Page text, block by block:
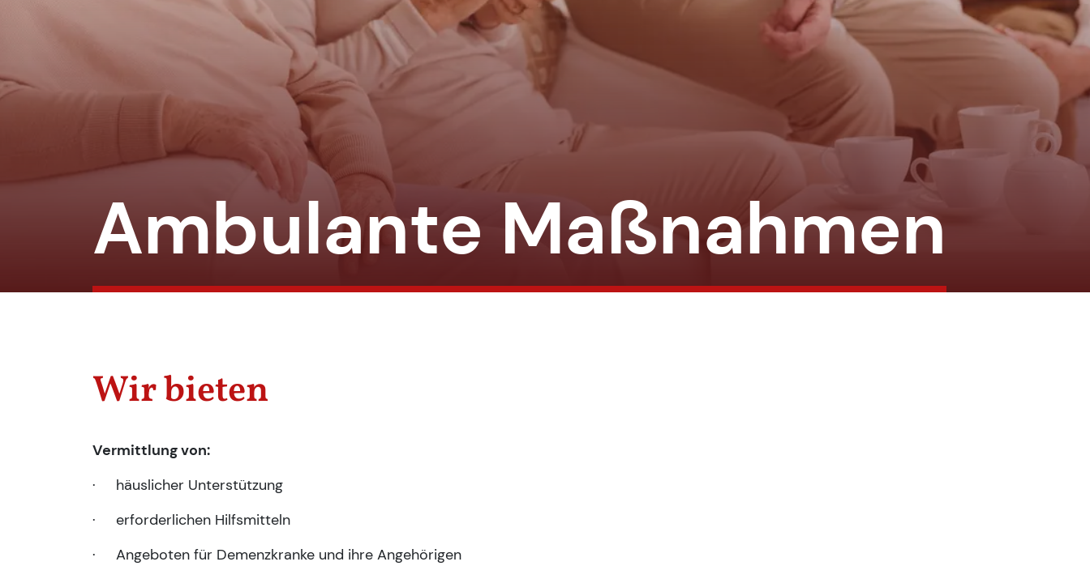
Ambulante Maßnahmen
Wir bieten
Vermittlung von:
· häuslicher Unterstützung
· erforderlichen Hilfsmitteln
· Angeboten für Demenzkranke und ihre Angehörigen